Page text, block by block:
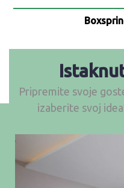
Pripremite svoje
izaberite svoj